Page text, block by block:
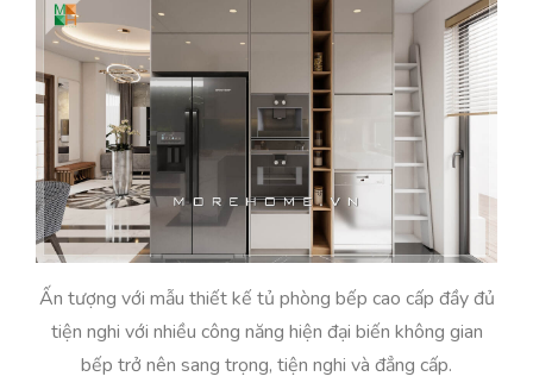
Ấn tượng với mẫu thiết kế tủ phòng bếp cao cấp đầy đủ
tiện nghi với nhiều công năng hiện đại biến không gian
bếp trở nên sang trọng, tiện nghi và đẳng cấp.